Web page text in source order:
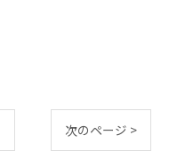
次のページ >